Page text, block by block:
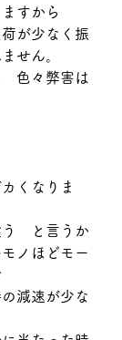
すから
が少なく振
せん。
色々弊害は
くなりま
　と言うか
ノほどモー
減速が少な